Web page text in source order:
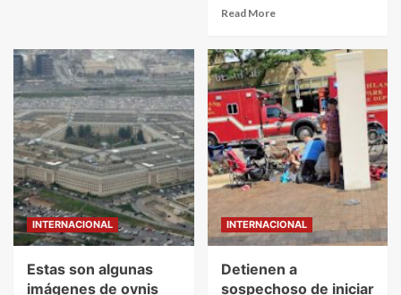
Read More
INTERNACIONAL
Estas son algunas
imágenes de ovnis
INTERNACIONAL
Detienen a
sospechoso de iniciar